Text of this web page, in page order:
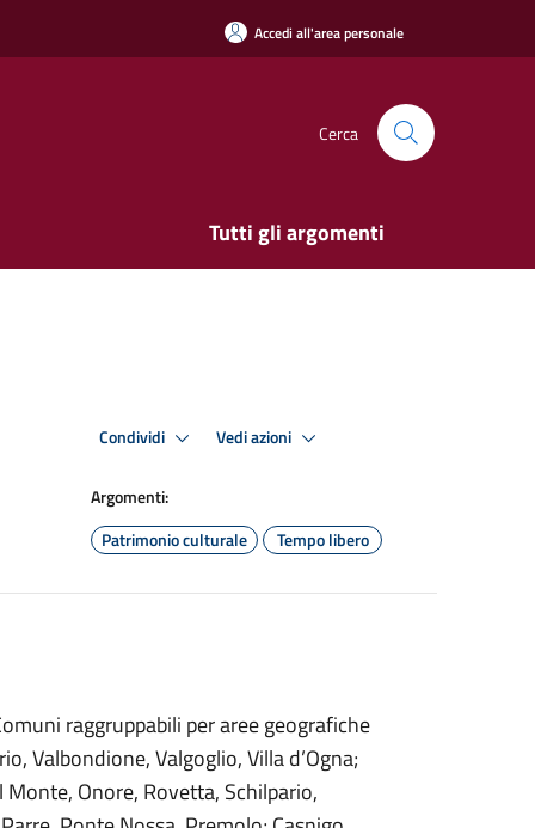
Accedi all'area personale
Cerca
Tutti gli argomenti
Condividi Vedi azioni
Argomenti:
Patrimonio culturale
Tempo libero
raggruppabili per aree geografiche
Valbondione, Valgoglio, Villa d’Ogna;
Onore, Rovetta, Schilpario,